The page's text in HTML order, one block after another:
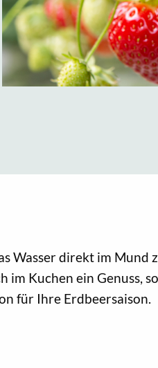
Wasser direkt im Mund
Kuchen ein Genuss,
für Ihre Erdbeersaison.